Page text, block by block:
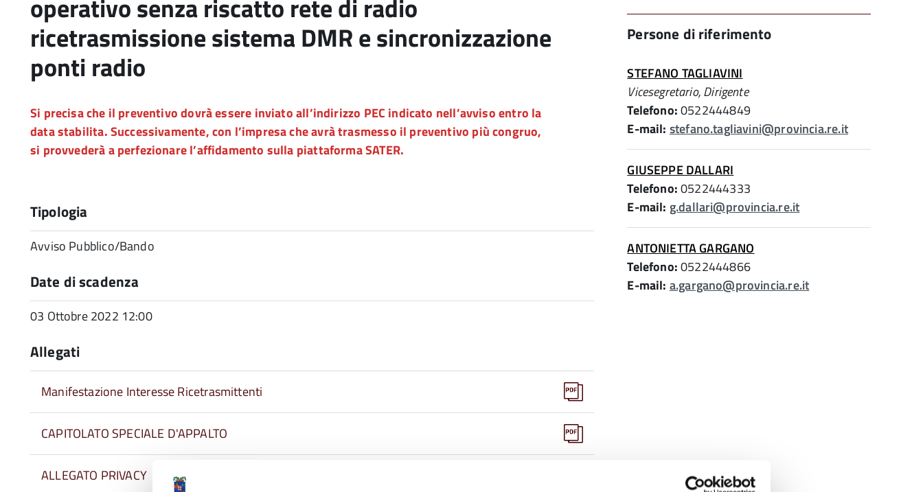
operativo senza riscatto rete di radio
ricetrasmissione sistema DMR e sincronizzazione
ponti radio
Si precisa che il preventivo dovrà essere inviato all’indirizzo PEC indicato nell’avviso entro la
data stabilita. Successivamente, con l’impresa che avrà trasmesso il preventivo più congruo,
si provvederà a perfezionare l’affidamento sulla piattaforma SATER.
Tipologia
Avviso Pubblico/Bando
Date di scadenza
03 Ottobre 2022 12:00
Allegati
Manifestazione Interesse Ricetrasmittenti
CAPITOLATO SPECIALE D'APPALTO
ALLEGATO PRIVACY
Persone di riferimento
STEFANO TAGLIAVINI
Vicesegretario, Dirigente
Telefono:0522444849
E-mail: stefano.tagliavini@provincia.re.it
GIUSEPPE DALLARI
Telefono:0522444333
E-mail: g.dallari@provincia.re.it
ANTONIETTA GARGANO
Telefono:0522444866
E-mail: a.gargano@provincia.re.it